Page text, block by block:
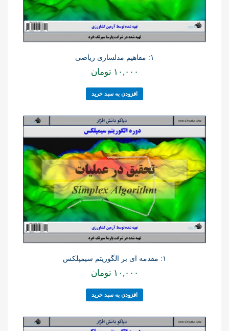
۱: مفاهیم مدلسازی ریاضی
۱۰,۰۰۰ تومان
افزودن به سبد خرید
۱: مقدمه ای بر الگوریتم سیمپلکس
۱۰,۰۰۰ تومان
افزودن به سبد خرید